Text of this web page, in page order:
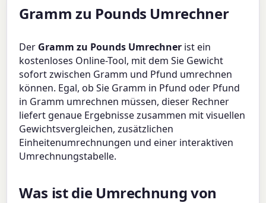
Gramm zu Pounds Umrechner
Der Gramm zu Pounds Umrechner ist ein
kostenloses Online-Tool, mit dem Sie Gewicht
sofort zwischen Gramm und Pfund umrechnen
können. Egal, ob Sie Gramm in Pfund oder Pfund
in Gramm umrechnen müssen, dieser Rechner
liefert genaue Ergebnisse zusammen mit visuellen
Gewichtsvergleichen, zusätzlichen
Einheitenumrechnungen und einer interaktiven
Umrechnungstabelle.
Was ist die Umrechnung von